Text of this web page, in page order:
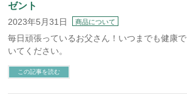
ゼント
2023年5月31日 商品について
毎日頑張っているお父さん！いつまでも健康で
いてください。
この記事を読む